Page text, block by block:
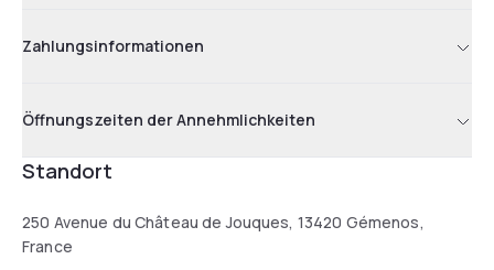
Zahlungsinformationen
Öffnungszeiten der Annehmlichkeiten
Standort
250 Avenue du Château de Jouques, 13420 Gémenos,
France